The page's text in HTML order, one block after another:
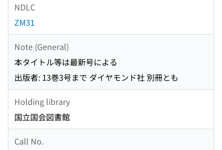
NDLC
ZM31
Note (General)
本タイトル等は最新号による
出版者: 13巻3号まで ダイヤモンド社 別冊とも
Holding library
国立国会図書館
Call No.